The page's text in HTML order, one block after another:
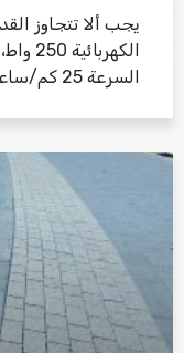
يجب ألا تتجاوز
السرعة 25 كم/ساعة. “دراجة بمحرك